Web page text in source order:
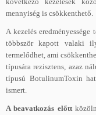
mennyiség is csökkenthető.
A kezelés
többször kapott valaki
termelődhet, ami
típusára rezisztens, azaz
típusú BotulinumToxin
ismert.
A beavatkozás előtt